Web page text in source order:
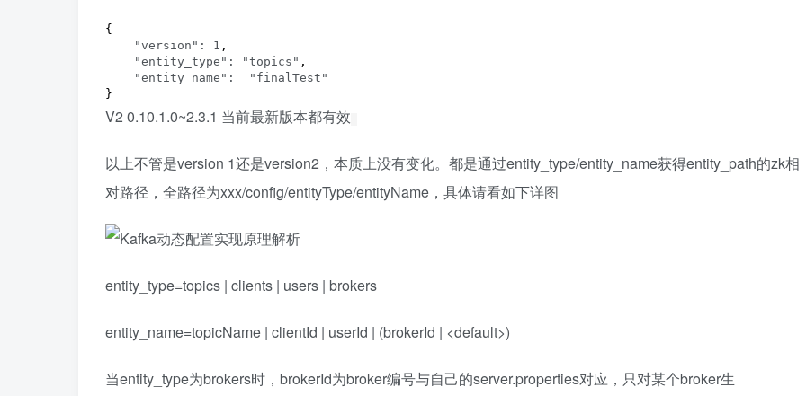
{
"version": 1 ,
"entity_type": "topics" ,
"entity_name":  "finalTest"
}
V2 0.10.1.0~2.3.1 当前最新版本都有效
以上不管是version 1还是version2，本质上没有变化。都是通过entity_type/entity_name获得entity_path的zk相
对路径，全路径为xxx/config/entityType/entityName，具体请看如下详图
entity_type=topics | clients | users | brokers
entity_name=topicName | clientId | userId | (brokerId | <default>)
当entity_type为brokers时，brokerId为broker编号与自己的server.properties对应，只对某个broker生